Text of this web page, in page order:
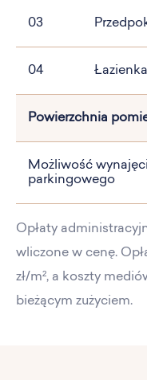
03
04 Łazienka
Powierzchnia
Możliwość
parkingowego
Opłaty
wliczone w cenę.
zł/m², a koszty
bieżącym zużyciem.